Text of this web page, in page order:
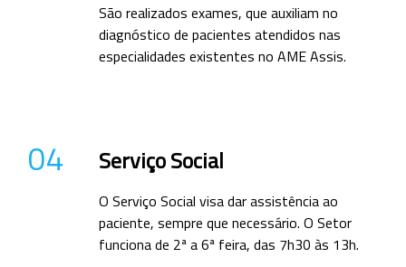
São realizados exames, que auxiliam no
diagnóstico de pacientes atendidos nas
especialidades existentes no AME Assis.
04 Serviço Social
O Serviço Social visa dar assistência ao
paciente, sempre que necessário. O Setor
funciona de 2ª a 6ª feira, das 7h30 às 13h.